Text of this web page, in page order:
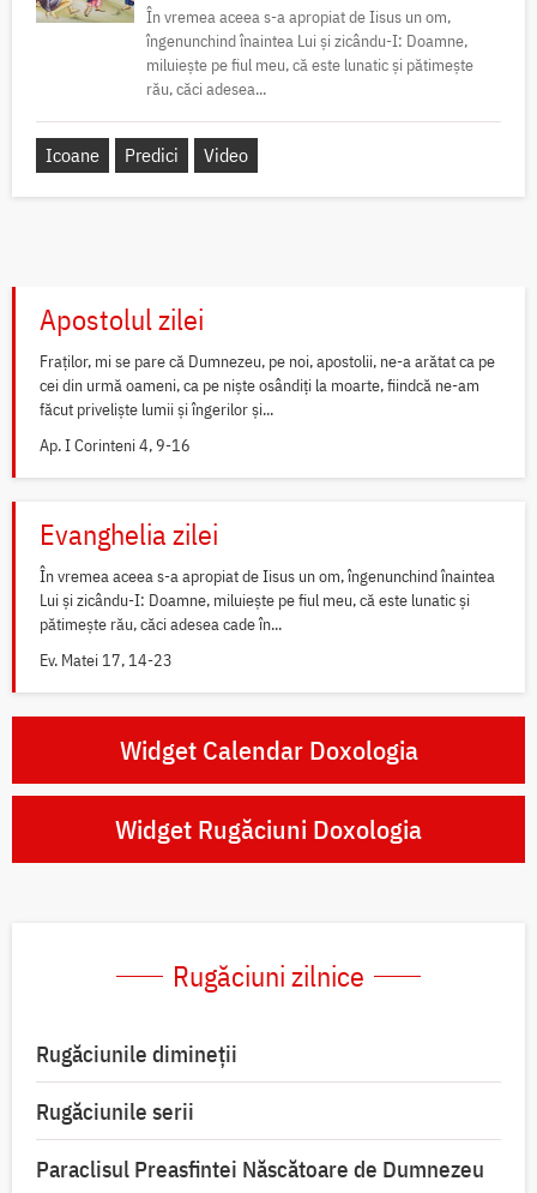
În vremea aceea s-a apropiat de Iisus un om,
îngenunchind înaintea Lui și zicându-I: Doamne,
miluiește pe fiul meu, că este lunatic și pătimește
rău, căci adesea...
Icoane Predici Video
Apostolul zilei
Fraților, mi se pare că Dumnezeu, pe noi, apostolii, ne-a arătat ca pe
cei din urmă oameni, ca pe niște osândiți la moarte, fiindcă ne-am
făcut priveliște lumii și îngerilor și...
Ap. I Corinteni 4, 9-16
Evanghelia zilei
În vremea aceea s-a apropiat de Iisus un om, îngenunchind înaintea
Lui și zicându-I: Doamne, miluiește pe fiul meu, că este lunatic și
pătimește rău, căci adesea cade în...
Ev. Matei 17, 14-23
Widget Calendar Doxologia
Widget Rugăciuni Doxologia
Rugăciuni zilnice
Rugăciunile dimineții
Rugăciunile serii
Paraclisul Preasfintei Născătoare de Dumnezeu